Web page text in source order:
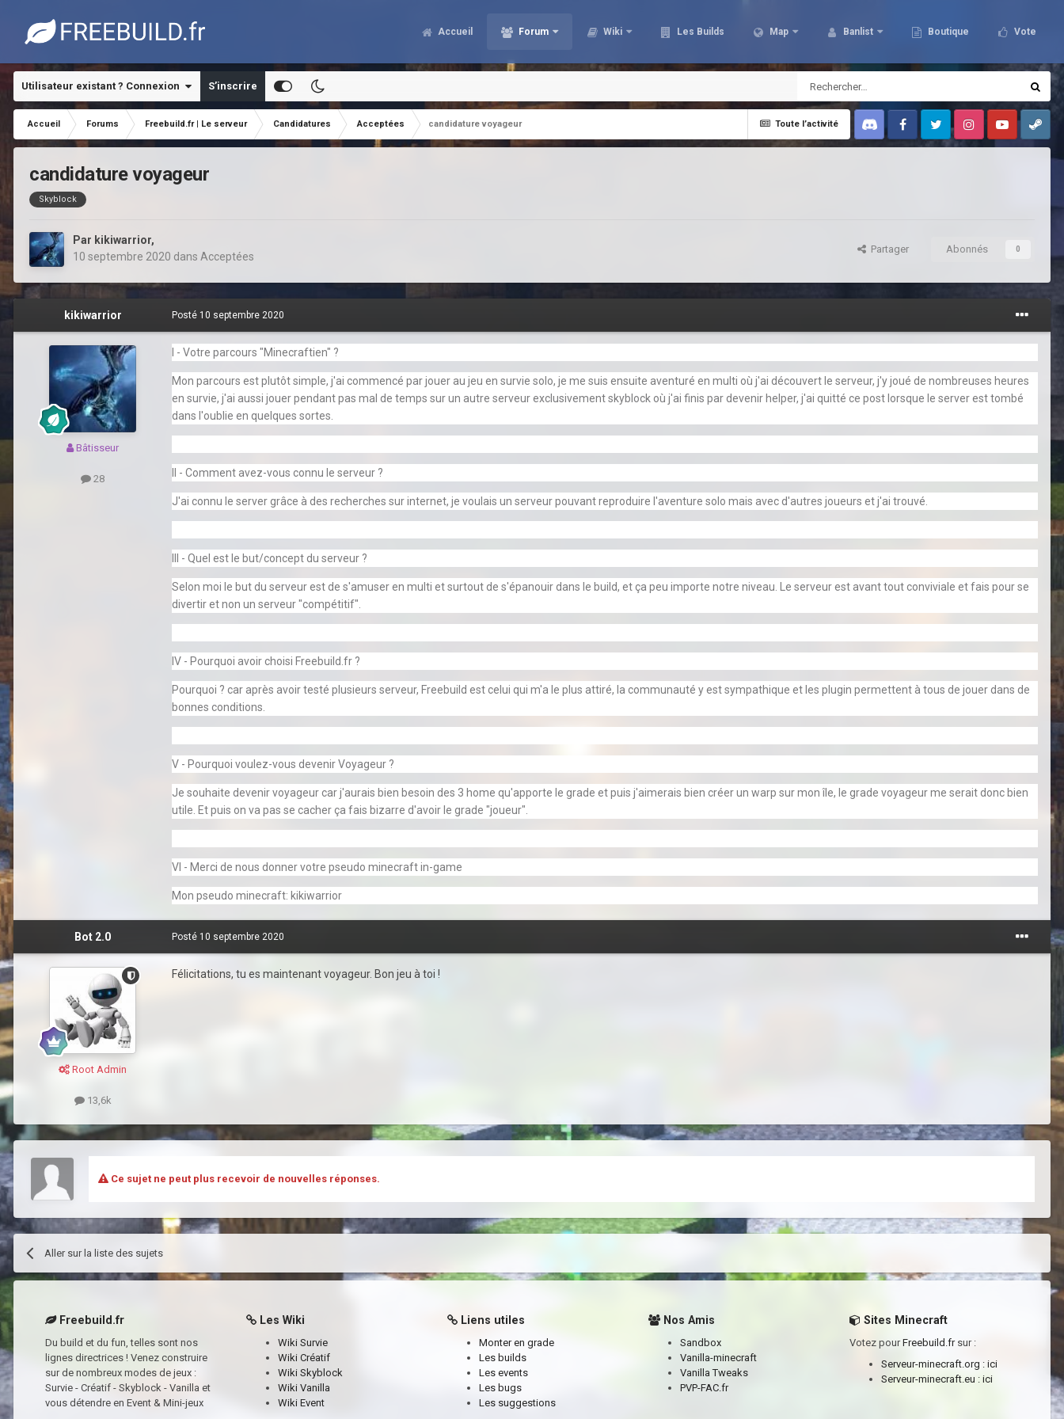
Accueil Forum Wiki Les Builds Map Banlist Boutique Vote
Utilisateur existant ? Connexion S’inscrire
Toute l’activité
Accueil Forums Freebuild.fr | Le serveur Candidatures Acceptées
candidature voyageur
Discord FacebookTwitter InstagramYoutubeSteam
candidature voyageur
Skyblock
Par kikiwarrior,
10 septembre 2020 dans Acceptées
Partager Abonnés 0
kikiwarrior
Bâtisseur
28
Posté 10 septembre 2020
I - Votre parcours "Minecraftien" ?
Mon parcours est plutôt simple, j'ai commencé par jouer au jeu en survie solo, je me suis ensuite aventuré en multi où j'ai découvert le serveur, j'y joué de nombreuses heures
en survie, j'ai aussi jouer pendant pas mal de temps sur un autre serveur exclusivement skyblock où j'ai finis par devenir helper, j'ai quitté ce post lorsque le server est tombé
dans l'oublie en quelques sortes.
II - Comment avez-vous connu le serveur ?
J'ai connu le server grâce à des recherches sur internet, je voulais un serveur pouvant reproduire l'aventure solo mais avec d'autres joueurs et j'ai trouvé.
III - Quel est le but/concept du serveur ?
Selon moi le but du serveur est de s'amuser en multi et surtout de s'épanouir dans le build, et ça peu importe notre niveau. Le serveur est avant tout conviviale et fais pour se
divertir et non un serveur "compétitif".
IV - Pourquoi avoir choisi Freebuild.fr ?
Pourquoi ? car après avoir testé plusieurs serveur, Freebuild est celui qui m'a le plus attiré, la communauté y est sympathique et les plugin permettent à tous de jouer dans de
bonnes conditions.
V - Pourquoi voulez-vous devenir Voyageur ?
Je souhaite devenir voyageur car j'aurais bien besoin des 3 home qu'apporte le grade et puis j'aimerais bien créer un warp sur mon île, le grade voyageur me serait donc bien
utile. Et puis on va pas se cacher ça fais bizarre d'avoir le grade "joueur".
VI - Merci de nous donner votre pseudo minecraft in-game
Mon pseudo minecraft: kikiwarrior
Bot 2.0
Root Admin
13,6k
Posté 10 septembre 2020
Félicitations, tu es maintenant voyageur. Bon jeu à toi !
Ce sujet ne peut plus recevoir de nouvelles réponses.
Aller sur la liste des sujets
Freebuild.fr
Du build et du fun, telles sont nos
lignes directrices ! Venez construire
sur de nombreux modes de jeux :
Survie - Créatif - Skyblock - Vanilla et
vous détendre en Event & Mini-jeux
Les Wiki
Wiki Survie
Wiki Créatif
Wiki Skyblock
Wiki Vanilla
Wiki Event
Liens utiles
Monter en grade
Les builds
Les events
Les bugs
Les suggestions
Nos Amis
Sandbox
Vanilla-minecraft
Vanilla Tweaks
PVP-FAC.fr
Sites Minecraft
Votez pourFreebuild.frsur :
Serveur-minecraft.org : ici
Serveur-minecraft.eu : ici